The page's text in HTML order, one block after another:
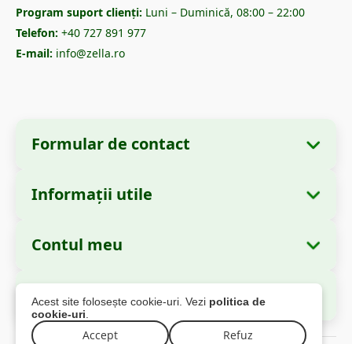
Acest site folosește cookie-uri. Vezi politica de
cookie-uri
Accept Refuz
Program suport clienți: Luni – Duminică, 08:00 – 22:00
Telefon: +40 727 891 977
E-mail: info@zella.ro
Formular de contact
Informații despre companie
Denumire:
S.R.L.
Sediu Social:Strada Cuza Vodă nr. 97, Sector
4, București, 040283, România
44237077 (neplătitor de TVA)
Informații utile
Cum comand?
Metode de plată
Informații livrare
Politica de returnare
Contul meu
Comenzile mele
Informațiile mele personale
Adresele mele
Autorități și Reglementări